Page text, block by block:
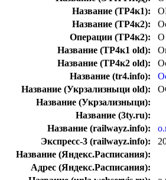
Название (ТР4к1):
Название (ТР4к2):
Операции (ТР4к2):
О
Название (ТР4к1 old):
Название (ТР4к2 old):
Название (tr4.info):
Название (Укрзализныци old):
Название (Укрзализныци):
Название (3ty.ru):
Название (railwayz.info):
Экспресс-3 (railwayz.info):
Название (Яндекс.Расписания):
Адрес (Яндекс.Расписания):